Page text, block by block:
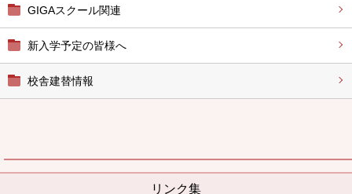
GIGAスクール関連
新入学予定の皆様へ
校舎建替情報
リンク集